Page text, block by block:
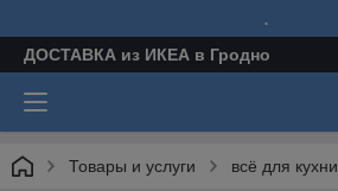
.
ДОСТАВКА из ИКЕА в Гродно
Товары и услуги всё для кухни